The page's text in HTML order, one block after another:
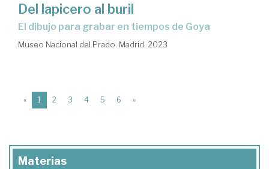
Del lapicero al buril
el dibujo para grabar en tiempos de Goya
Museo Nacional del Prado. Madrid, 2023
« 1 (current)
2 3 4 5 6 »
Materias